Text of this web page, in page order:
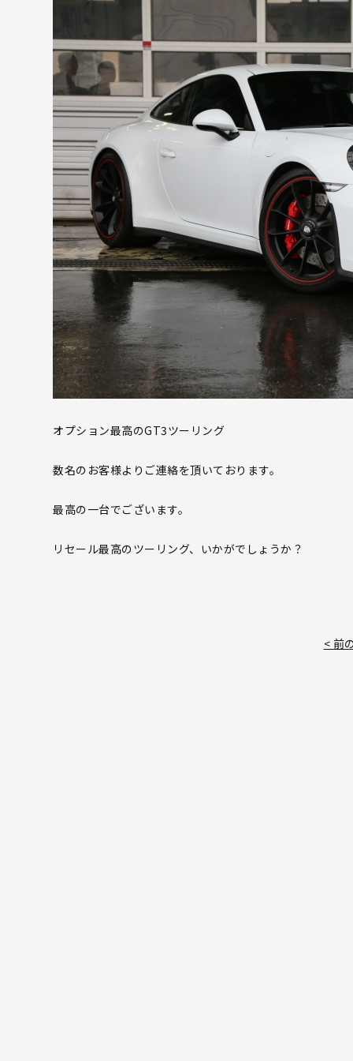
オプション最高のGT3ツーリング
数名のお客様よりご連絡を頂いております。
最高の一台でございます。
リセール最高のツーリング、いかがでしょうか？
< 前